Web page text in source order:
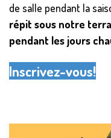
de salle pendant la
répit sous notre
pendant les jours
Inscrivez-vous!